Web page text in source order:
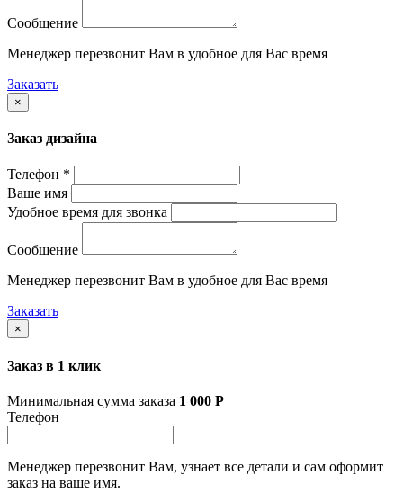
Сообщение
Менеджер перезвонит Вам в удобное для Вас время
Заказать
×
Заказ дизайна
Телефон *
Ваше имя
Удобное время для звонка
Сообщение
Менеджер перезвонит Вам в удобное для Вас время
Заказать
×
Заказ в 1 клик
Минимальная сумма заказа 1 000 Р
Телефон
Менеджер перезвонит Вам, узнает все детали и сам оформит
заказ на ваше имя.